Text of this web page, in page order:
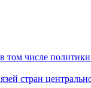
числе